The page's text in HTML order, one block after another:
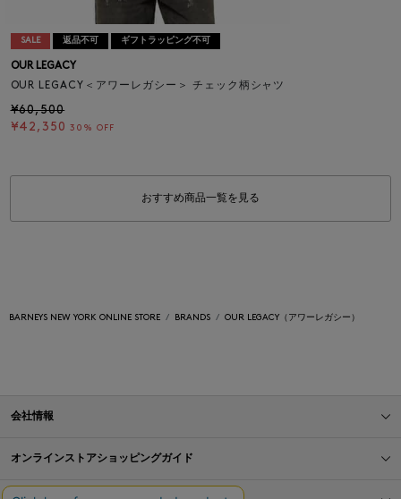
SALE 返品不可 ギフトラッピング不可
OUR LEGACY
OUR LEGACY＜アワーレガシー＞ チェック柄シャツ
¥60,500
¥42,350 30% OFF
おすすめ商品一覧を見る
BARNEYS NEW YORK ONLINE STORE BRANDS OUR LEGACY（アワーレガシー）
会社情報
オンラインストアショッピングガイド